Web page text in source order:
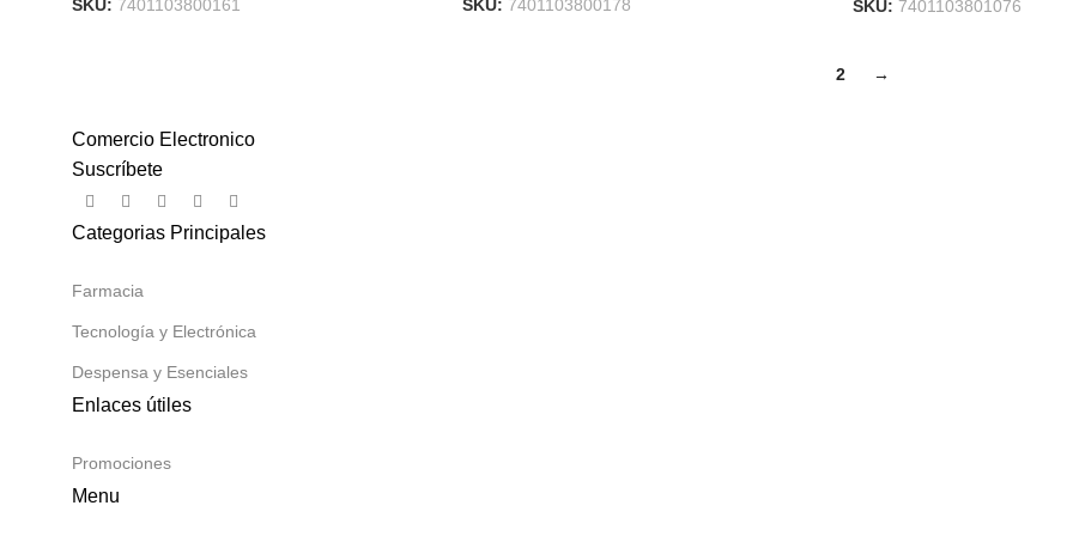
SKU: 7401103800161 SKU: 7401103800178 SKU: 7401103801076
2 →
Comercio Electronico
Suscríbete
Categorias Principales
Farmacia
Tecnología y Electrónica
Despensa y Esenciales
Enlaces útiles
Promociones
Menu